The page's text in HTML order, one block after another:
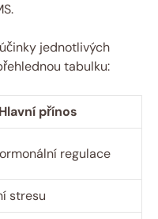
jednotlivých
tabulku:
Hlavní přínos
regulace
stresu